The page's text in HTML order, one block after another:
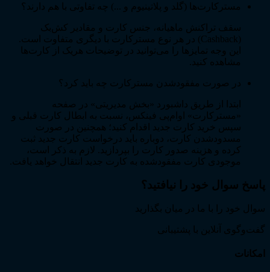
مسترکارت‌ها (گلد و پلاتینیوم و ...) چه تفاوتی با هم دارند؟
سقف تراکنش ماهیانه، جنس کارت و مقادیر کش‌بک
(Cashback) در هر نوع مسترکارت با دیگری متفاوت است.
این وجه تمایزها را می‌توانید در توضیحات هریک از کارت‌ها
مشاهده کنید.
در صورت مفقودشدن مسترکارت چه باید کرد؟
ابتدا از طریق داشبورد «بخش مدیریتی» در صفحه
«مسترکارت» اوام‌پی فینکس، نسبت به ابطال کارت قبلی و
سپس خرید کارت جدید اقدام کنید؛ همچنین در صورت
مسدودشدن کارت، دوباره باید درخواست کارت جدید ثبت
کرده و هزینه صدور کارت را بپردازید. لازم به ذکر است،
موجودی کارت مفقودشده به کارت جدید انتقال خواهد یافت.
پاسخ سوال خود را نیافتید؟
سوال خود را با ما در میان بگذارید
گفت‌وگوی آنلاین با پشتیبانی
امکانات